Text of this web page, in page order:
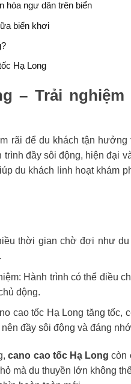
hóa ngư dân trên biển
biển khơi
Hạ Long
– Trải
rãi để du khách tận
trình đầy sôi động, hiện đại
du khách linh hoạt khám
thời gian chờ đợi như
Hành trình có thể điều
động.
cao tốc Hạ Long tăng tốc,
đầy sôi động và đáng
cano cao tốc Hạ Long còn
mà du thuyền lớn không